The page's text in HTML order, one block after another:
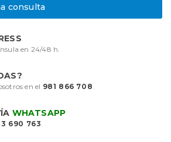
consulta
en 24/48 h.
en el 981 866 708.
WHATSAPP
690 763.